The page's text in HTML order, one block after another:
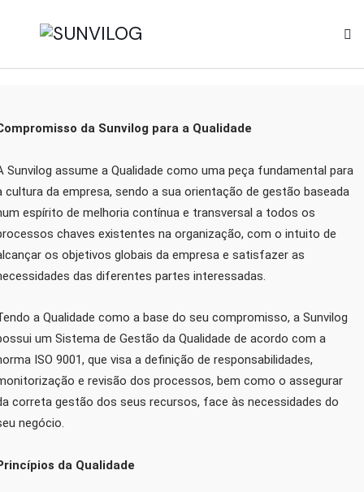
da Sunvilog para a Qualidade
Sunvilog assume a Qualidade como uma peça fundamental para
cultura da empresa, sendo a sua orientação de gestão baseada
espírito de melhoria contínua e transversal a todos os
chaves existentes na organização, com o intuito de
os objetivos globais da empresa e satisfazer as
das diferentes partes interessadas.
a Qualidade como a base do seu compromisso, a Sunvilog
um Sistema de Gestão da Qualidade de acordo com a
ISO 9001, que visa a definição de responsabilidades,
e revisão dos processos, bem como o assegurar
correta gestão dos seus recursos, face às necessidades do
negócio.
da Qualidade